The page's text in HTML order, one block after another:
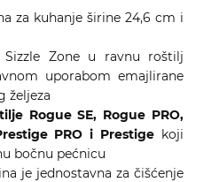
za kuhanje širine 24,6 cm i
Zone u ravnu roštilj
uporabom emajlirane
željeza
Rogue SE, Rogue PRO,
PRO i Prestige koji
bočnu pećnicu
je jednostavna za čišćenje